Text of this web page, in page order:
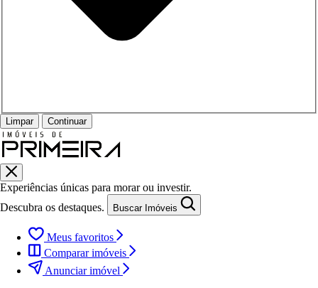
Limpar Continuar
Experiências únicas para morar ou investir.
Descubra os destaques.
Buscar Imóveis
Meus favoritos
Comparar imóveis
Anunciar imóvel